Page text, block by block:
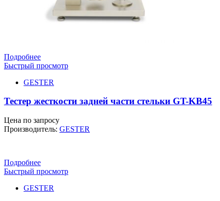
Подробнее
Быстрый просмотр
GESTER
Тестер жесткости задней части стельки GT-KB45
Цена по запросу
Производитель: GESTER
Подробнее
Быстрый просмотр
GESTER